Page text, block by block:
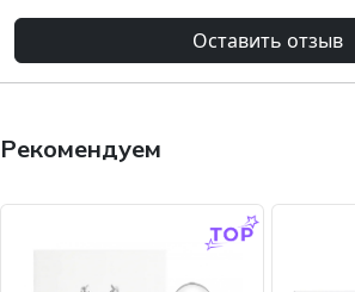
Оставить отзыв
Рекомендуем